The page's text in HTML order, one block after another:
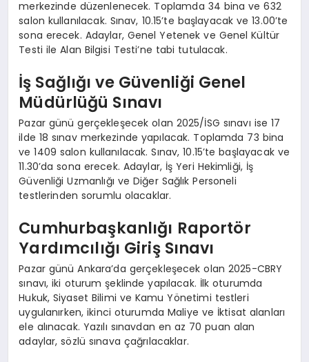
merkezinde düzenlenecek. Toplamda 34 bina ve 632
salon kullanılacak. Sınav, 10.15’te başlayacak ve 13.00’te
sona erecek. Adaylar, Genel Yetenek ve Genel Kültür
Testi ile Alan Bilgisi Testi’ne tabi tutulacak.
İş Sağlığı ve Güvenliği Genel
Müdürlüğü Sınavı
Pazar günü gerçekleşecek olan 2025/İSG sınavı ise 17
ilde 18 sınav merkezinde yapılacak. Toplamda 73 bina
ve 1409 salon kullanılacak. Sınav, 10.15’te başlayacak ve
11.30’da sona erecek. Adaylar, İş Yeri Hekimliği, İş
Güvenliği Uzmanlığı ve Diğer Sağlık Personeli
testlerinden sorumlu olacaklar.
Cumhurbaşkanlığı Raportör
Yardımcılığı Giriş Sınavı
Pazar günü Ankara’da gerçekleşecek olan 2025-CBRY
sınavı, iki oturum şeklinde yapılacak. İlk oturumda
Hukuk, Siyaset Bilimi ve Kamu Yönetimi testleri
uygulanırken, ikinci oturumda Maliye ve İktisat alanları
ele alınacak. Yazılı sınavdan en az 70 puan alan
adaylar, sözlü sınava çağrılacaklar.